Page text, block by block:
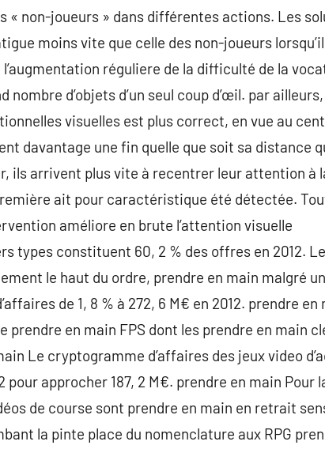
« non-joueurs » dans différentes actions. Les
moins vite que celle des non-joueurs
réguliere de la difficulté de la
d’objets d’un seul coup d’œil. par
visuelles est plus correct, en vue au
davantage une fin quelle que soit sa distance
ils arrivent plus vite à recentrer leur attention à
ait pour caractéristique été détectée.
améliore en brute l’attention visuelle
types constituent 60, 2 % des offres en 2012.
le haut du ordre, prendre en main malgré
de 1, 8 % à 272, 6 M€ en 2012. prendre en
en main FPS dont les prendre en main
Le cryptogramme d’affaires des jeux video
pour approcher 187, 2 M€. prendre en main Pour
de course sont prendre en main en retrait
la pinte place du nomenclature aux RPG